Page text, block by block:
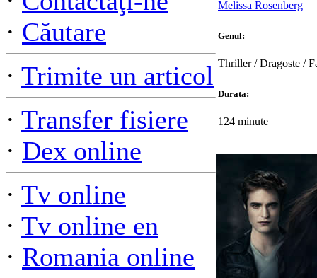
· Căutare
· Trimite un articol
· Transfer fisiere
· Dex online
· Tv online
· Tv online en
· Romania online
Melissa Rosenberg
Genul:
Thriller / Dragoste /
Durata:
124 minute